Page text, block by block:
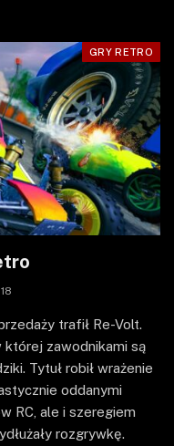
GRY RETRO
trafił Re-Volt.
zawodnikami są
Tytuł robił wrażenie
oddanymi
RC, ale i szeregiem
rozgrywkę.